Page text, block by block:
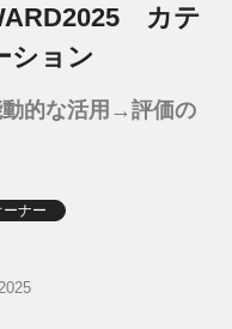
カテ
ション
的な活用→評価の
ーナー